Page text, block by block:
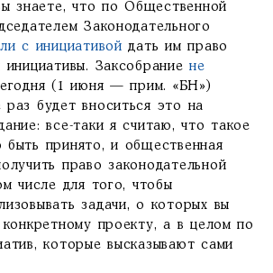
знаете, что по Общественной
Законодательного
с инициативой дать им право
инициативы. Заксобраниене
(1 июня — прим. «БН»)
будет вноситься это на
все-таки я считаю, что такое
принято, и общественная
право законодательной
числе для того, чтобы
задачи, о которых вы
проекту, а в целом по
которые высказывают сами